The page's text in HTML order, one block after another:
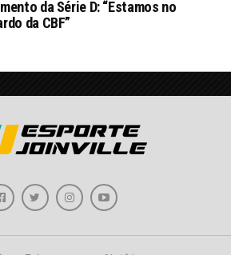
da Série D: “Estamos no
da CBF”